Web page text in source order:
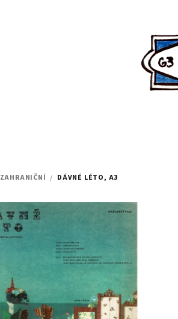
ZAHRANIČNÍ / DÁVNÉ LÉTO, A3